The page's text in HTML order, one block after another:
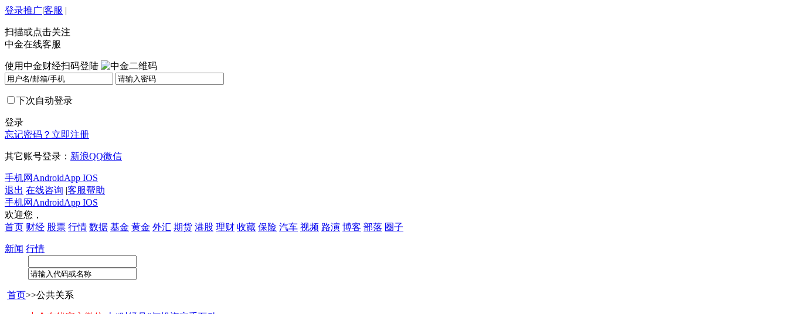
登录推广|客服 |
扫描或点击关注
中金在线客服
使用中金财经扫码登陆
下次自动登录
登录
忘记密码？ 立即注册
其它账号登录： 新浪QQ微信
手机网 AndroidApp IOS
退出 在线咨询 |客服帮助
手机网 AndroidApp IOS
欢迎您，
首页 财经 股票 行情 数据 基金 黄金 外汇 期货 港股 理财 收藏 保险 汽车 视频 路演 博客 部落 圈子
新闻 行情
首页>>公共关系